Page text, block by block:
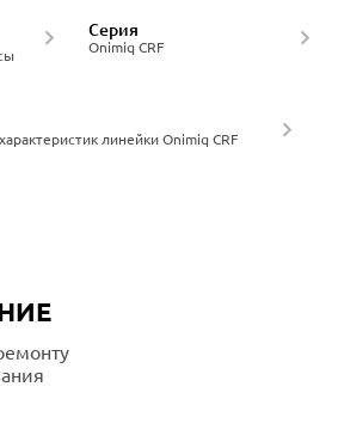
Onimiq CRF
Серия
линейки Onimiq CRF